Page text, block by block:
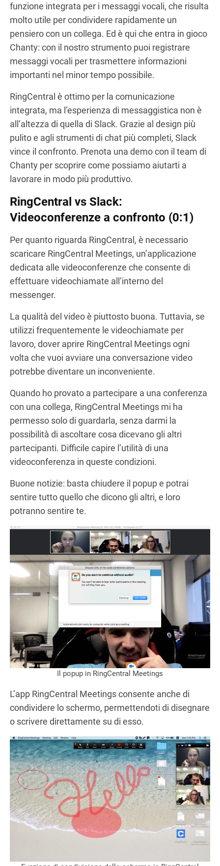
funzione integrata per i messaggi vocali, che risulta
molto utile per condividere rapidamente un
pensiero con un collega. Ed è qui che entra in gioco
Chanty: con il nostro strumento puoi registrare
messaggi vocali per trasmettere informazioni
importanti nel minor tempo possibile.
RingCentral è ottimo per la comunicazione
integrata, ma l’esperienza di messaggistica non è
all’altezza di quella di Slack. Grazie al design più
pulito e agli strumenti di chat più completi, Slack
vince il confronto. Prenota una demo con il team di
Chanty per scoprire come possiamo aiutarti a
lavorare in modo più produttivo.
RingCentral vs Slack:
Videoconferenze a confronto (0:1)
Per quanto riguarda RingCentral, è necessario
scaricare RingCentral Meetings, un’applicazione
dedicata alle videoconferenze che consente di
effettuare videochiamate all’interno del
messenger.
La qualità del video è piuttosto buona. Tuttavia, se
utilizzi frequentemente le videochiamate per
lavoro, dover aprire RingCentral Meetings ogni
volta che vuoi avviare una conversazione video
potrebbe diventare un inconveniente.
Quando ho provato a partecipare a una conferenza
con una collega, RingCentral Meetings mi ha
permesso solo di guardarla, senza darmi la
possibilità di ascoltare cosa dicevano gli altri
partecipanti. Difficile capire l’utilità di una
videoconferenza in queste condizioni.
Buone notizie: basta chiudere il popup e potrai
sentire tutto quello che dicono gli altri, e loro
potranno sentire te.
Il popup in RingCentral Meetings
L’app RingCentral Meetings consente anche di
condividere lo schermo, permettendoti di disegnare
o scrivere direttamente su di esso.